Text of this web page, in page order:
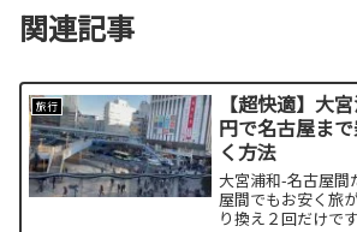
関連記事
旅行
【超快適】大
円で名古屋ま
く方法
大宮浦和-名古屋間
屋間でもお安く旅
り換え２回だけで